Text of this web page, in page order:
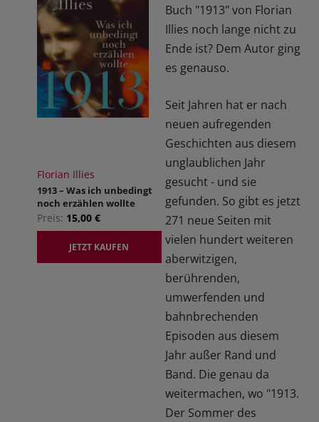
Florian Illies
1913 – Was ich unbedingt
noch erzählen wollte
Preis: 15,00 €
JETZT KAUFEN
Buch "1913" von Florian
Illies noch lange nicht zu
Ende ist? Dem Autor ging
es genauso.
Seit Jahren hat er nach
neuen aufregenden
Geschichten aus diesem
unglaublichen Jahr
gesucht - und sie
gefunden. So gibt es jetzt
271 neue Seiten mit
vielen hundert weiteren
aberwitzigen,
berührenden,
umwerfenden und
bahnbrechenden
Episoden aus diesem
Jahr außer Rand und
Band. Die genau da
weitermachen, wo "1913.
Der Sommer des